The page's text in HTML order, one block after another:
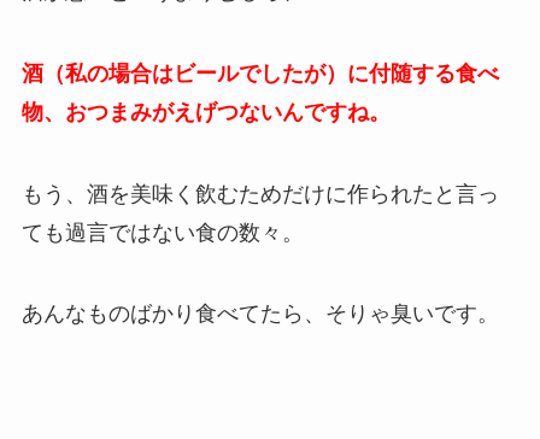
酒（私の場合はビールでしたが）に付随する食べ
物、おつまみがえげつないんですね。
もう、酒を美味く飲むためだけに作られたと言っ
ても過言ではない食の数々。
あんなものばかり食べてたら、そりゃ臭いです。